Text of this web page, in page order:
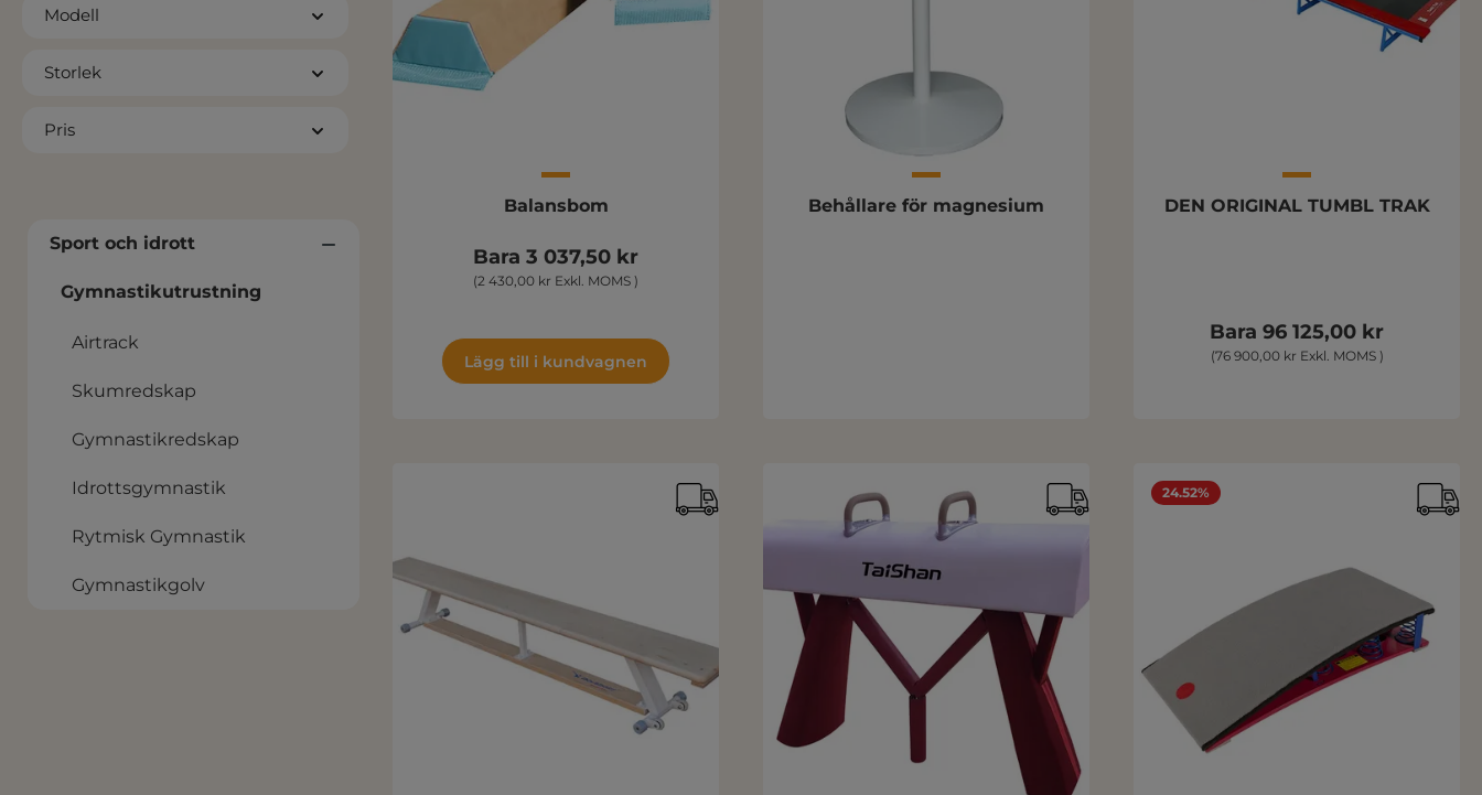
Modell
Storlek
Pris
Sport och idrott
Gymnastikutrustning
Airtrack
Skumredskap
Gymnastikredskap
Idrottsgymnastik
Rytmisk Gymnastik
Gymnastikgolv
Balansbom
Bara 3 037,50 kr
(2 430,00 kr Exkl. MOMS )
Lägg till i kundvagnen
Behållare för magnesium DEN ORIGINAL TUMBL TRAK
Bara 96 125,00 kr
(76 900,00 kr Exkl. MOMS )
24.52%